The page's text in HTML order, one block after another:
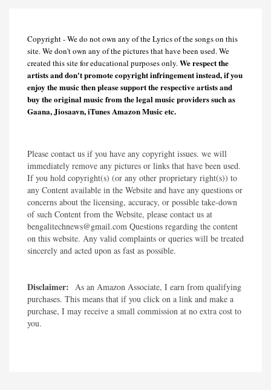
Copyright - We do not own any of the Lyrics of the songs on this
site. We don't own any of the pictures that have been used. We
created this site for educational purposes only.We respect the
artists and don't promote copyright infringement instead, if you
enjoy the music then please support the respective artists and
buy the original music from the legal music providers such as
Gaana, Jiosaavn, iTunes Amazon Music etc.
Please contact us if you have any copyright issues. we will
immediately remove any pictures or links that have been used.
If you hold copyright(s) (or any other proprietary right(s)) to
any Content available in the Website and have any questions or
concerns about the licensing, accuracy, or possible take-down
of such Content from the Website, please contact us at
bengalitechnews@gmail.com Questions regarding the content
on this website. Any valid complaints or queries will be treated
sincerely and acted upon as fast as possible.​
Disclaimer: As an Amazon Associate, I earn from qualifying
purchases. This means that if you click on a link and make a
purchase, I may receive a small commission at no extra cost to
you.